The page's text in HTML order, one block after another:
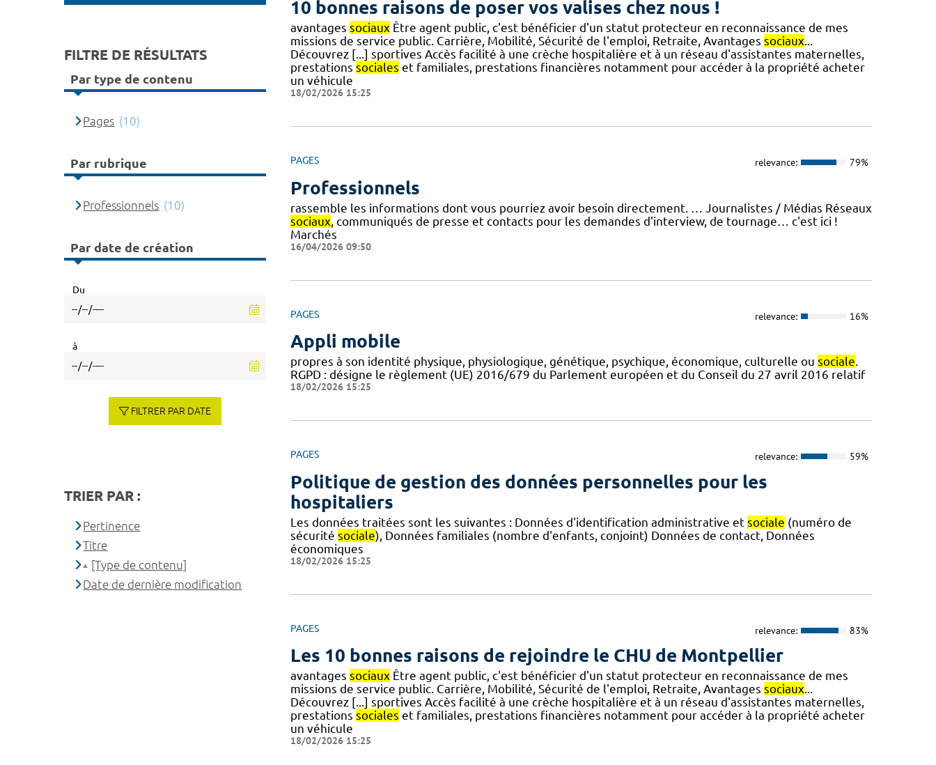
10 bonnes raisons de poser vos valises chez nous !
avantages sociaux Être agent public, c'est bénéficier d'un statut protecteur en reconnaissance de mes
missions de service public. Carrière, Mobilité, Sécurité de l'emploi, Retraite, Avantages sociaux...
Découvrez [...] sportives Accès facilité à une crèche hospitalière et à un réseau d'assistantes maternelles,
prestations sociales et familiales, prestations financières notamment pour accéder à la propriété acheter
un véhicule
18/02/2026 15:25
PAGES relevance: 79%
Professionnels
rassemble les informations dont vous pourriez avoir besoin directement. … Journalistes / Médias Réseaux
sociaux, communiqués de presse et contacts pour les demandes d'interview, de tournage… c'est ici !
Marchés
16/04/2026 09:50
PAGES relevance: 16%
Appli mobile
propres à son identité physique, physiologique, génétique, psychique, économique, culturelle ou sociale.
RGPD : désigne le règlement (UE) 2016/679 du Parlement européen et du Conseil du 27 avril 2016 relatif
18/02/2026 15:25
PAGES relevance: 59%
Politique de gestion des données personnelles pour les
hospitaliers
Les données traitées sont les suivantes : Données d'identification administrative et sociale (numéro de
sécurité sociale), Données familiales (nombre d'enfants, conjoint) Données de contact, Données
économiques
18/02/2026 15:25
PAGES relevance: 83%
Les 10 bonnes raisons de rejoindre le CHU de Montpellier
avantages sociaux Être agent public, c'est bénéficier d'un statut protecteur en reconnaissance de mes
missions de service public. Carrière, Mobilité, Sécurité de l'emploi, Retraite, Avantages sociaux...
Découvrez [...] sportives Accès facilité à une crèche hospitalière et à un réseau d'assistantes maternelles,
prestations sociales et familiales, prestations financières notamment pour accéder à la propriété acheter
un véhicule
18/02/2026 15:25
FILTRE DE RÉSULTATS
Par type de contenu
Pages (10)
Par rubrique
Professionnels (10)
Par date de création
Du
à
FILTRER PAR DATE
TRIER PAR :
Pertinence
Titre
[Type de contenu]
Date de dernière modification